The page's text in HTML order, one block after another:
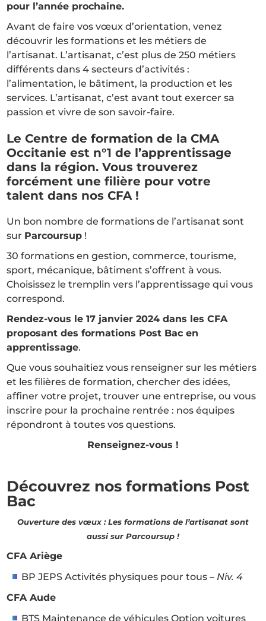
pour l’année prochaine.
Avant de faire vos vœux d’orientation, venez
découvrir les formations et les métiers de
l’artisanat. L’artisanat, c’est plus de 250 métiers
différents dans 4 secteurs d’activités :
l’alimentation, le bâtiment, la production et les
services. L’artisanat, c’est avant tout exercer sa
passion et vivre de son savoir-faire.
Le Centre de formation de la CMA
Occitanie est n°1 de l’apprentissage
dans la région. Vous trouverez
forcément une filière pour votre
talent dans nos CFA !
Un bon nombre de formations de l’artisanat sont
sur Parcoursup !
30 formations en gestion, commerce, tourisme,
sport, mécanique, bâtiment s’offrent à vous.
Choisissez le tremplin vers l’apprentissage qui vous
correspond.
Rendez-vous le 17 janvier 2024 dans les CFA
proposant des formations Post Bac en
apprentissage.
Que vous souhaitiez vous renseigner sur les métiers
et les filières de formation, chercher des idées,
affiner votre projet, trouver une entreprise, ou vous
inscrire pour la prochaine rentrée : nos équipes
répondront à toutes vos questions.
Renseignez-vous !
Découvrez nos formations Post
Bac
Ouverture des vœux : Les formations de l’artisanat sont
aussi sur Parcoursup !
CFA Ariège
BP JEPS Activités physiques pour tous – Niv. 4
CFA Aude
BTS Maintenance de véhicules Option voitures